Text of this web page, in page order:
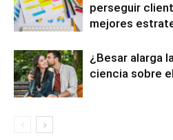
perseguir
mejores
¿Besar alarga
ciencia sobre